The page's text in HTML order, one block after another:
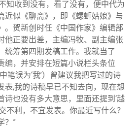
知收到没有，看了没有，便中代为
近似《聊斋》，即《螺蛳姑娘》与
。贺新创时任《中国作家》编辑部
他正要出差，主编冯牧、副主编张
统筹第四期发稿工作。我就当了
编，并安排在短篇小说栏头条位
笔误为‘我’）曾建议我把写过的诗
表,我的诗稿早已不知去向，现在想
诗也没有多大意思，里面还提到‘越
不利，不宜发表。你最近写什么？
？”